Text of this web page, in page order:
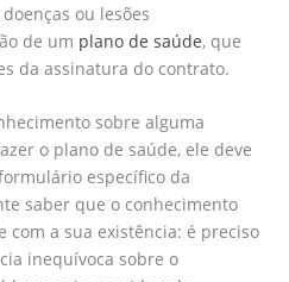
ou lesões
de um plano de saúde, que
da assinatura do contrato.
sobre alguma
o plano de saúde, ele deve
específico da
saber que o conhecimento
com a sua existência: é preciso
inequívoca sobre o